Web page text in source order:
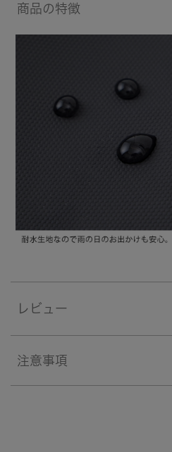
商品の特徴
レビュー
注意事項